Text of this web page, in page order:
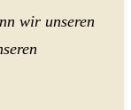
wir unseren